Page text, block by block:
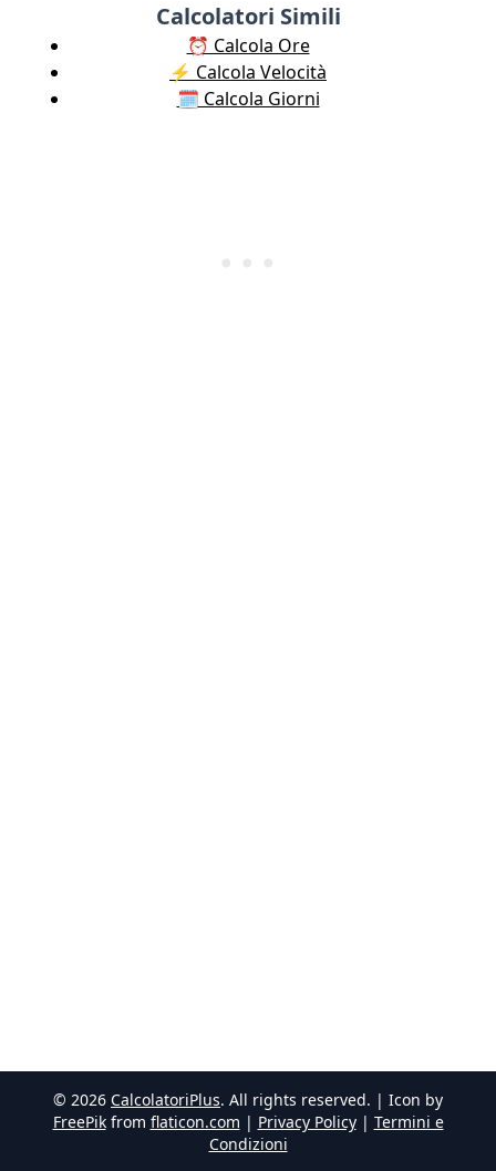
Calcolatori Simili
⏰ Calcola Ore
⚡️ Calcola Velocità
🗓️ Calcola Giorni
© 2026 CalcolatoriPlus. All rights reserved. | Icon by
FreePik from flaticon.com | Privacy Policy| Termini e
Condizioni